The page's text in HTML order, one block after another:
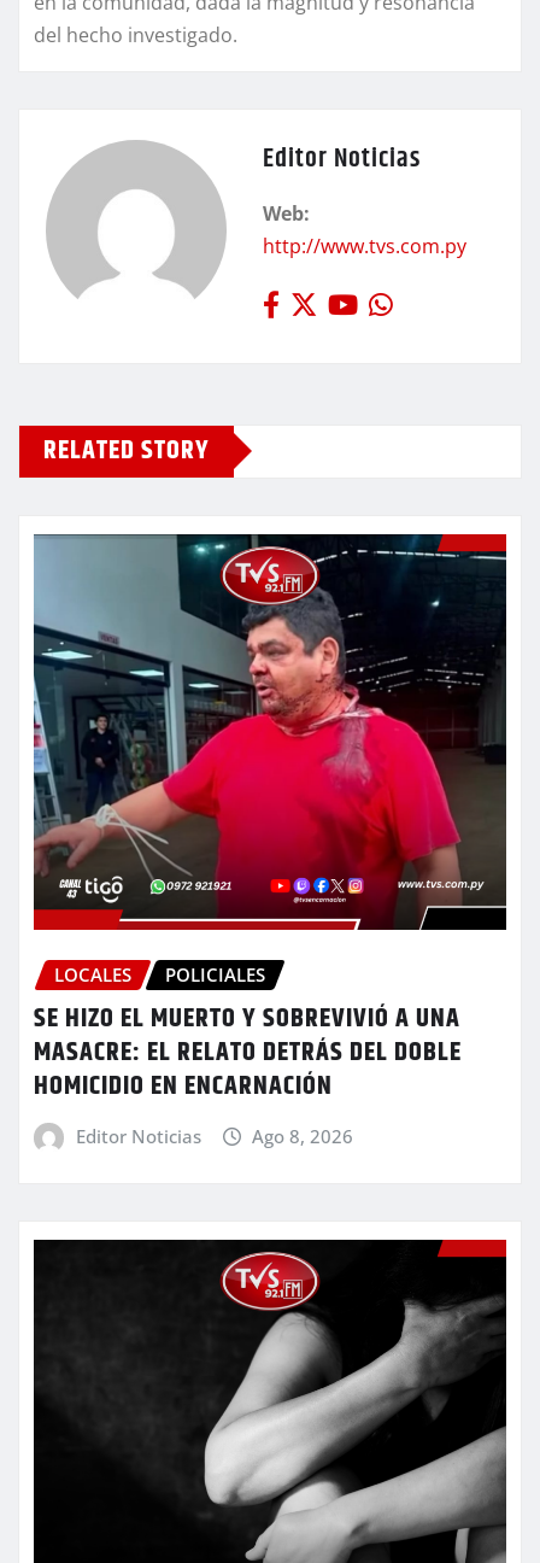
del hecho investigado.
Editor Noticias
Web:
http://www.tvs.com.py
RELATED STORY
LOCALES POLICIALES
SE HIZO EL MUERTO Y SOBREVIVIÓ A UNA
MASACRE: EL RELATO DETRÁS DEL DOBLE
HOMICIDIO EN ENCARNACIÓN
Editor Noticias Ago 8, 2026